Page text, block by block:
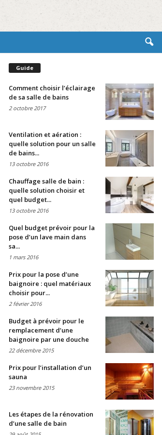
Guide
Comment choisir l’éclairage
de sa salle de bains
2 octobre 2017
Ventilation et aération :
quelle solution pour un salle
de bains...
13 octobre 2016
Chauffage salle de bain :
quelle solution choisir et
quel budget...
13 octobre 2016
Quel budget prévoir pour la
pose d’un lave main dans
sa...
1 mars 2016
Prix pour la pose d’une
baignoire : quel matériaux
choisir pour...
2 février 2016
Budget à prévoir pour le
remplacement d’une
baignoire par une douche
22 décembre 2015
Prix pour l’installation d’un
sauna
23 novembre 2015
Les étapes de la rénovation
d’une salle de bain